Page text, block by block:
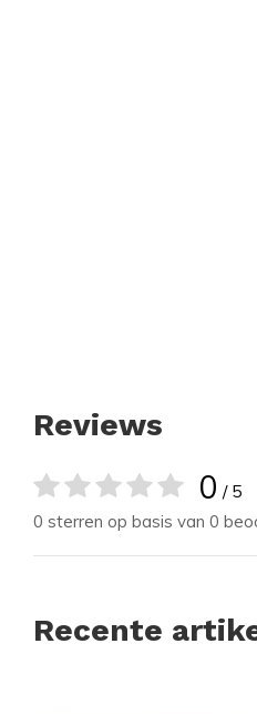
Reviews
0 / 5
0 sterren op basis van 0
Recente